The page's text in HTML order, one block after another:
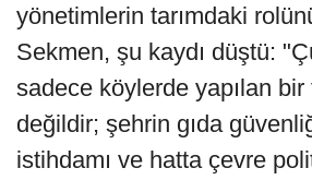
yönetimlerin tarımdaki
Sekmen, şu kaydı düştü:
sadece köylerde yapılan
değildir; şehrin gıda
istihdamı ve hatta çevre